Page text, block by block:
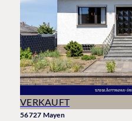
VERKAUFT
56727 Mayen